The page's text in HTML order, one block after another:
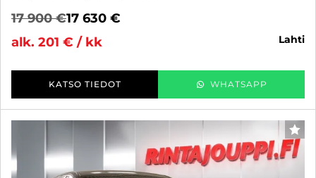
17 900 €17 630 €
alk. 201 € / kk
lahti
KATSO TIEDOT WHATSAPP